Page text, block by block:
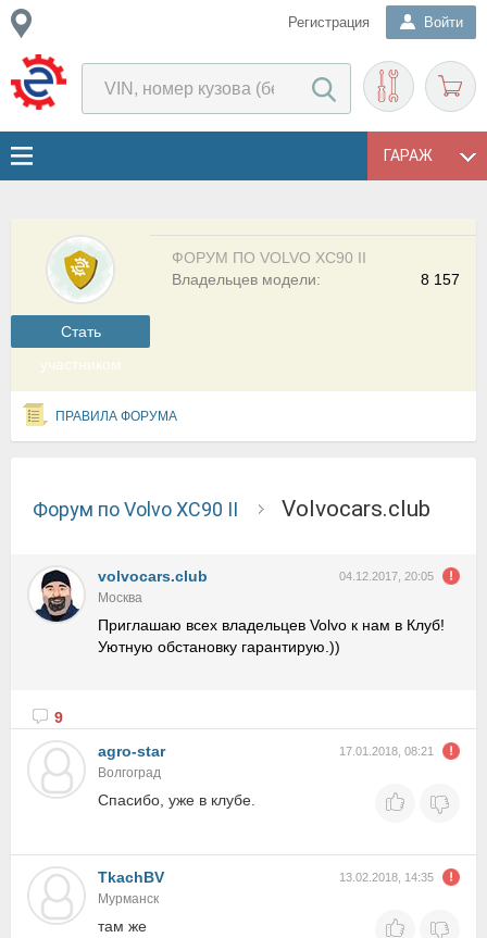
Регистрация Войти
ГАРАЖ
Cтать
участником
ФОРУМ ПО VOLVO XC90 II
8 157
Владельцев модели:
ПРАВИЛА ФОРУМА
Форум по Volvo XC90 II volvocars.club
volvocars.club 04.12.2017, 20:05
Москва
Приглашаю всех владельцев Volvo к нам в Клуб!
Уютную обстановку гарантирую.))
9
agro-star
17.01.2018, 08:21
Волгоград
Спасибо, уже в клубе.
TkachBV 13.02.2018, 14:35
Мурманск
там же